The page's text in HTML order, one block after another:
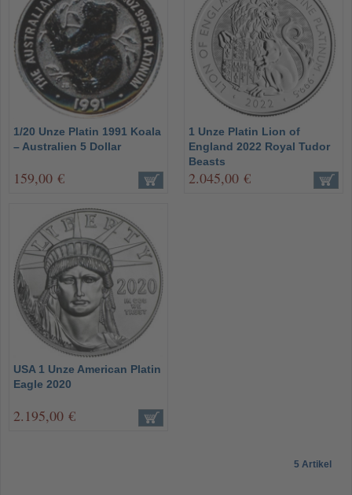
1/20 Unze Platin 1991 Koala
– Australien 5 Dollar
159,00 €
1 Unze Platin Lion of
England 2022 Royal Tudor
Beasts
2.045,00 €
USA 1 Unze American Platin
Eagle 2020
2.195,00 €
5 Artikel